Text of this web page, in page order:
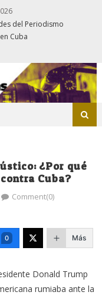
del Periodismo
Cuba
¿Por qué
Cuba?
Comment(0)
0 Más
Donald Trump
rumiaba ante la